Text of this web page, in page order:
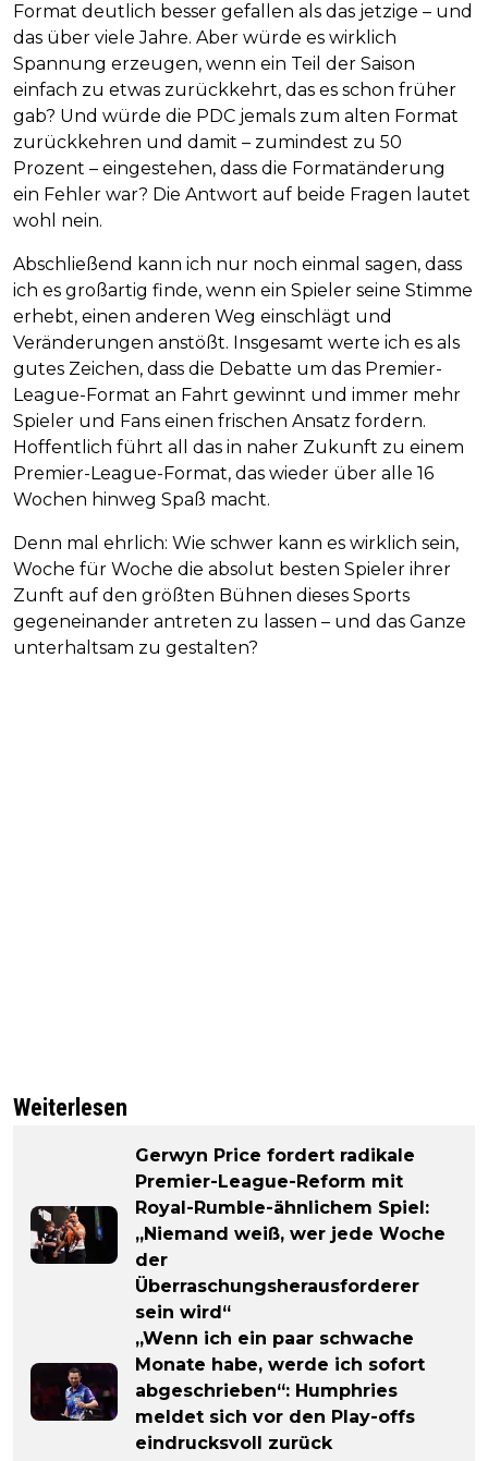
Format deutlich besser gefallen als das jetzige – und
das über viele Jahre. Aber würde es wirklich
Spannung erzeugen, wenn ein Teil der Saison
einfach zu etwas zurückkehrt, das es schon früher
gab? Und würde die PDC jemals zum alten Format
zurückkehren und damit – zumindest zu 50
Prozent – eingestehen, dass die Formatänderung
ein Fehler war? Die Antwort auf beide Fragen lautet
wohl nein.
Abschließend kann ich nur noch einmal sagen, dass
ich es großartig finde, wenn ein Spieler seine Stimme
erhebt, einen anderen Weg einschlägt und
Veränderungen anstößt. Insgesamt werte ich es als
gutes Zeichen, dass die Debatte um das Premier-
League-Format an Fahrt gewinnt und immer mehr
Spieler und Fans einen frischen Ansatz fordern.
Hoffentlich führt all das in naher Zukunft zu einem
Premier-League-Format, das wieder über alle 16
Wochen hinweg Spaß macht.
Denn mal ehrlich: Wie schwer kann es wirklich sein,
Woche für Woche die absolut besten Spieler ihrer
Zunft auf den größten Bühnen dieses Sports
gegeneinander antreten zu lassen – und das Ganze
unterhaltsam zu gestalten?
Weiterlesen
Gerwyn Price fordert radikale
Premier-League-Reform mit
Royal-Rumble-ähnlichem Spiel:
„Niemand weiß, wer jede Woche
der
Überraschungsherausforderer
sein wird“
„Wenn ich ein paar schwache
Monate habe, werde ich sofort
abgeschrieben“: Humphries
meldet sich vor den Play-offs
eindrucksvoll zurück